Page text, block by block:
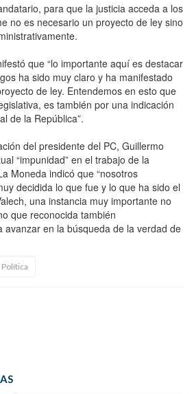
para que la justicia acceda a los
no es necesario un proyecto de ley sino
que “lo importante aquí es destacar
ha sido muy claro y ha manifestado
de ley. Entendemos en esto que
es también por una indicación
de la República”.
del presidente del PC, Guillermo
“impunidad” en el trabajo de la
Moneda indicó que “nosotros
decidida lo que fue y lo que ha sido el
una instancia muy importante no
que reconocida también
avanzar en la búsqueda de la verdad de
Política